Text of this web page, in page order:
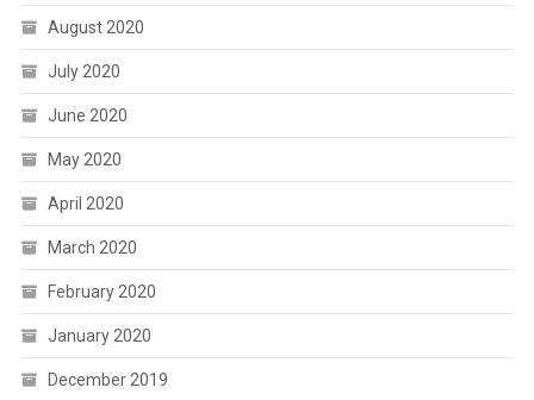
August 2020
July 2020
June 2020
May 2020
April 2020
March 2020
February 2020
January 2020
December 2019